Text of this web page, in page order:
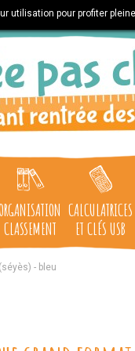
utilisation pour profiter
CLASSEMENT
CALCULATRICES
ET CLÉS USB
- bleu